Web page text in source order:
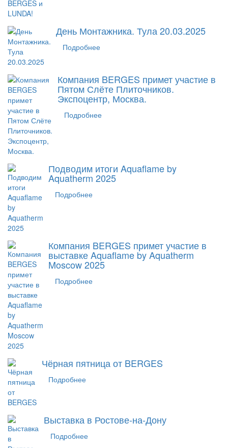
День Монтажника. Тула 20.03.2025
Подробнее
Компания BERGES примет участие в
Пятом Слёте Плиточников.
Экспоцентр, Москва.
Подробнее
Подводим итоги Aquaflame by
Aquatherm 2025
Подробнее
Компания BERGES примет участие в
выставке Aquaflame by Aquatherm
Moscow 2025
Подробнее
Чёрная пятница от BERGES
Подробнее
Выставка в Ростове-на-Дону
Подробнее